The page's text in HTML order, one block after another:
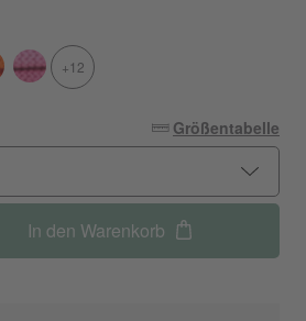
+12
Größentabelle
In den Warenkorb